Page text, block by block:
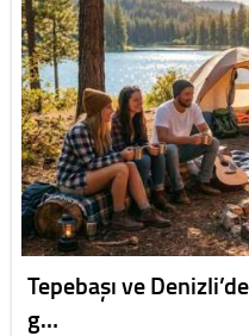
Tepebaşı ve
g…